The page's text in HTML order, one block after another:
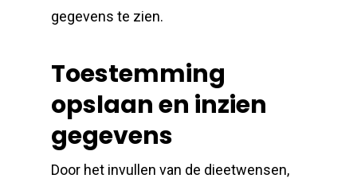
gegevens te zien.
Toestemming
opslaan en inzien
gegevens
Door het invullen van de dieetwensen,